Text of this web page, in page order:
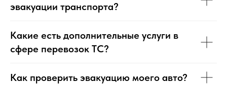
эвакуации транспорта?
Какие есть дополнительные услуги в
сфере перевозок ТС?
Как проверить эвакуацию моего авто?